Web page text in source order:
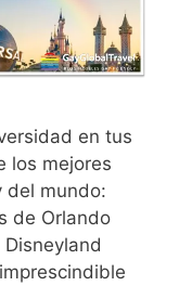
en tus
los mejores
del mundo:
de Orlando